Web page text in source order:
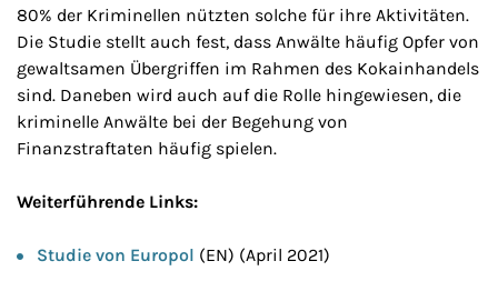
80% der Kriminellen nützten solche für ihre Aktivitäten.
Die Studie stellt auch fest, dass Anwälte häufig Opfer von
gewaltsamen Übergriffen im Rahmen des Kokainhandels
sind. Daneben wird auch auf die Rolle hingewiesen, die
kriminelle Anwälte bei der Begehung von
Finanzstraftaten häufig spielen.
Weiterführende Links:
Studie von Europol (EN) (April 2021)